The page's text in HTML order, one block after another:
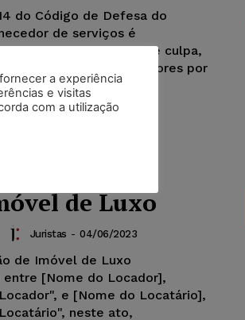
do Código de Defesa do
de serviços é
da existência de culpa,
causados aos consumidores por
de serviços.
de Luxo
Juristas - 04/06/2023
de Imóvel de Luxo
[Nome do Locador],
e [Nome do Locatário],
neste ato,
a experiência
e visitas
com a utilização